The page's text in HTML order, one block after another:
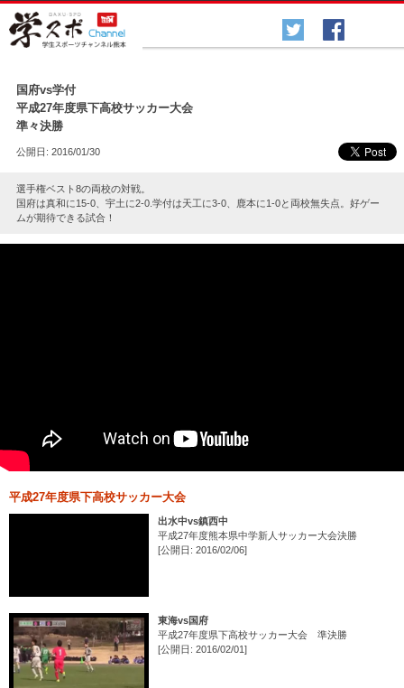
各種スポーツ
国府vs学付
平成27年度県下高校サッカー大会
準々決勝
公開日: 2016/01/30
選手権ベスト8の両校の対戦。
国府は真和に15-0、宇土に2-0.学付は天工に3-0、鹿本に1-0と両校無失点­。好ゲー
ムが期待できる試合！
平成27年度県下高校サッカー大会
出水中vs鎮西中
平成27年度熊本県中学新人サッカー大会決勝
[公開日: 2016/02/06]
東海vs国府
平成27年度県下高校サッカー大会 準決勝
[公開日: 2016/02/01]